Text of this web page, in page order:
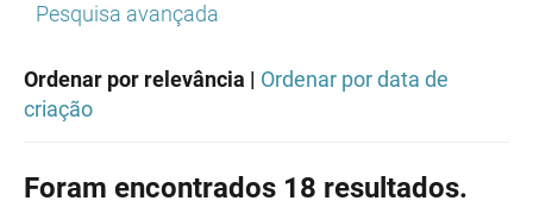
Pesquisa avançada
Ordenar por relevância | Ordenar por data de
criação
Foram encontrados 18 resultados.